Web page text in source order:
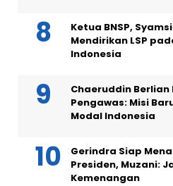
Ketua BNSP,
Mendirikan LSP
Indonesia
Chaeruddin Berlian
Pengawas: Misi
Modal Indonesia
Gerindra Siap
Presiden, Muzani:
Kemenangan